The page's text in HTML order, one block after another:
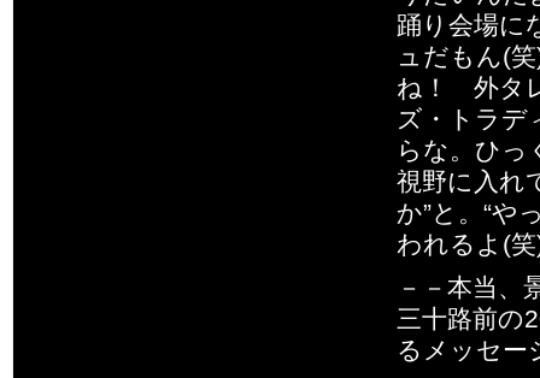
踊り会場に
ュだもん(
ね！ 外タ
ズ・トラデ
らな。ひっ
視野に入れ
か”と。“や
われるよ(
－－本当、
三十路前の
るメッセー